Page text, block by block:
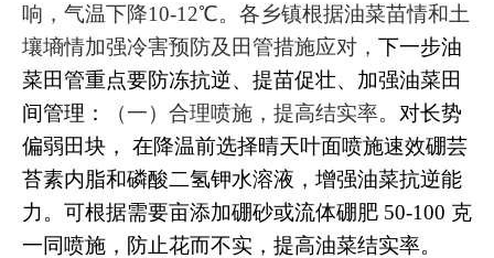
响，气温下降10-12℃。各乡镇根据油菜苗情和土
壤墒情加强冷害预防及田管措施应对， 下一步油
菜田管重点要防冻抗逆、提苗促壮、加强油菜田
间管理：
（一）合理喷施，提高结实率。 对长势
偏弱田块，
在降温前选择晴天叶面喷施速效硼芸
苔素内脂和磷酸二氢钾水溶液，增强油菜抗逆能
力。可根据需要亩添加硼砂或流体硼肥 50-100 克
一同喷施，防止花而不实，提高油菜结实率。